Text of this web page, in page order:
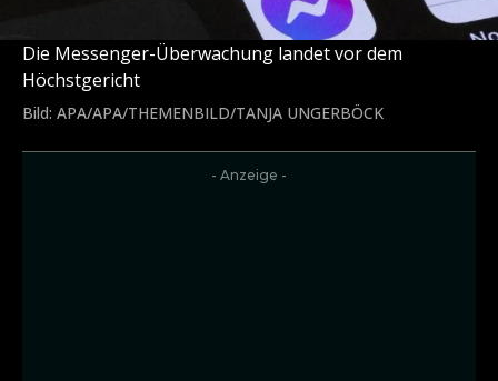
Die Messenger-Überwachung landet vor dem
Höchstgericht
Bild: APA/APA/THEMENBILD/TANJA UNGERBÖCK
- Anzeige -